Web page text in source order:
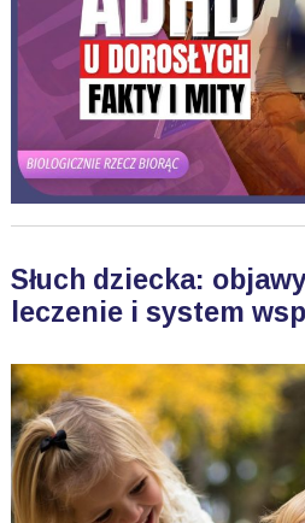
Słuch dziecka:
leczenie i system